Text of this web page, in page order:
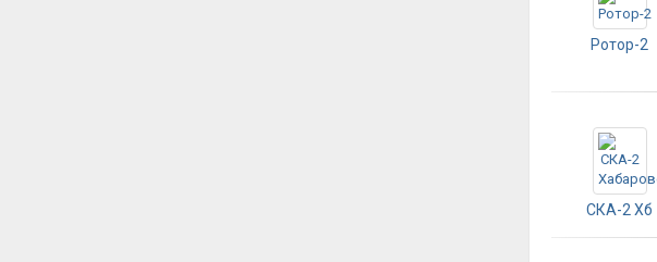
Ротор-2
СКА-2 Хб